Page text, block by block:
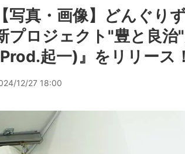
【写真・画像】どんぐり
プロジェクト"豊と良
起一)』をリリース
12/27 18:00